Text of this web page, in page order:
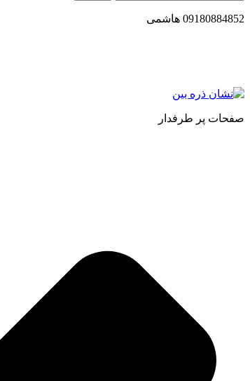
09180884852 هاشمی
صفحات پر طرفدار